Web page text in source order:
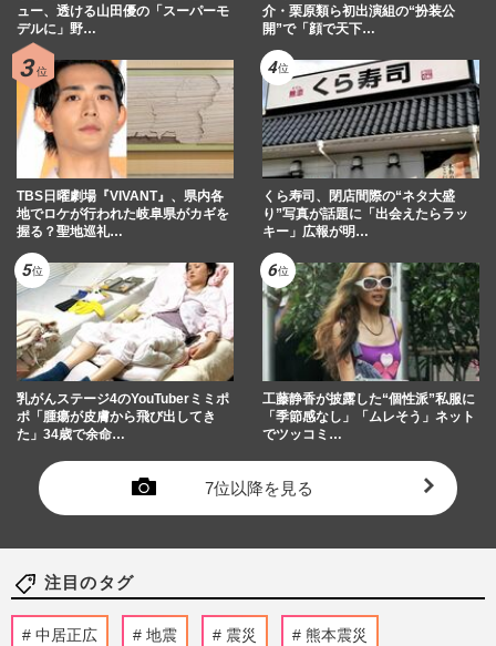
ュー、透ける山田優の「スーパーモ
デルに」野…
介・栗原類ら初出演組の“扮装公
開”で「顔で天下…
TBS日曜劇場『VIVANT』、県内各
地でロケが行われた岐阜県がカギを
握る？聖地巡礼…
くら寿司、閉店間際の“ネタ大盛
り”写真が話題に「出会えたらラッ
キー」広報が明…
乳がんステージ4のYouTuberミミポ
ポ「腫瘍が皮膚から飛び出してき
た」34歳で余命…
工藤静香が披露した“個性派”私服に
「季節感なし」「ムレそう」ネット
でツッコミ…
7位以降を見る
注目のタグ
中居正広 地震 震災 熊本震災